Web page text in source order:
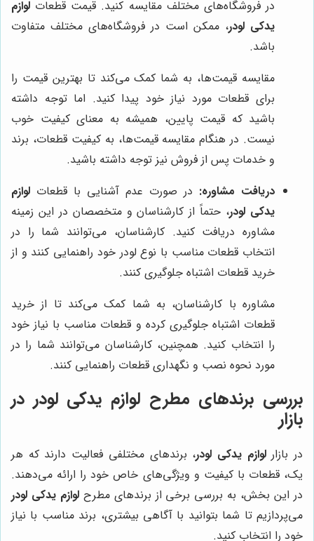
در فروشگاه‌های مختلف مقایسه کنید. قیمت قطعات لوازم
یدکی لودر، ممکن است در فروشگاه‌های مختلف متفاوت
باشد.
مقایسه قیمت‌ها، به شما کمک می‌کند تا بهترین قیمت را
برای قطعات مورد نیاز خود پیدا کنید. اما توجه داشته
باشید که قیمت پایین، همیشه به معنای کیفیت خوب
نیست. در هنگام مقایسه قیمت‌ها، به کیفیت قطعات، برند
و خدمات پس از فروش نیز توجه داشته باشید.
دریافت مشاوره: در صورت عدم آشنایی با قطعات لوازم
یدکی لودر، حتماً از کارشناسان و متخصصان در این زمینه
مشاوره دریافت کنید. کارشناسان، می‌توانند شما را در
انتخاب قطعات مناسب با نوع لودر خود راهنمایی کنند و از
خرید قطعات اشتباه جلوگیری کنند.
مشاوره با کارشناسان، به شما کمک می‌کند تا از خرید
قطعات اشتباه جلوگیری کرده و قطعات مناسب با نیاز خود
را انتخاب کنید. همچنین، کارشناسان می‌توانند شما را در
مورد نحوه نصب و نگهداری قطعات راهنمایی کنند.
بررسی برندهای مطرح لوازم یدکی لودر در
بازار
در بازارلوازم یدکی لودر، برندهای مختلفی فعالیت دارند که هر
یک، قطعات با کیفیت و ویژگی‌های خاص خود را ارائه می‌دهند.
در این بخش، به بررسی برخی از برندهای مطرحلوازم یدکی لودر
می‌پردازیم تا شما بتوانید با آگاهی بیشتری، برند مناسب با نیاز
خود را انتخاب کنید.